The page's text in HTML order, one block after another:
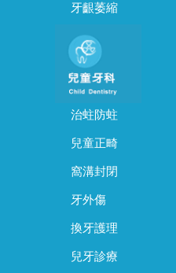
牙齦萎縮
治蛀防蛀
兒童正畸
窩溝封閉
牙外傷
換牙護理
兒牙診療